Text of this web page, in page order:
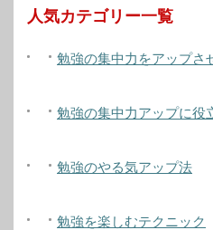
人気カテゴリー一覧
勉強の集中力をアップさ
勉強の集中力アップに役
勉強のやる気アップ法
勉強を楽しむテクニック